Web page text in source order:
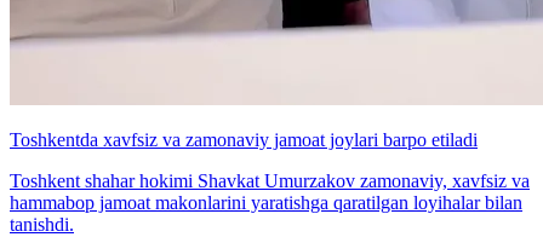
Toshkentda xavfsiz va zamonaviy jamoat joylari barpo etiladi
Toshkent shahar hokimi Shavkat Umurzakov zamonaviy, xavfsiz va
hammabop jamoat makonlarini yaratishga qaratilgan loyihalar bilan
tanishdi.